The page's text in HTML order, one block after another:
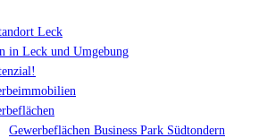
Leck
in Leck und Umgebung
Gewerbeflächen Business Park Südtondern